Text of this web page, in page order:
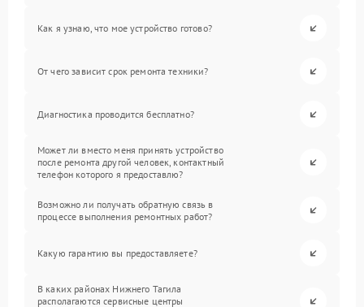
Как я узнаю, что мое устройство готово?
От чего зависит срок ремонта техники?
Диагностика проводится бесплатно?
Может ли вместо меня принять устройство
после ремонта другой человек, контактный
телефон которого я предоставлю?
Возможно ли получать обратную связь в
процессе выполнения ремонтных работ?
Какую гарантию вы предоставляете?
В каких районах Нижнего Тагила
располагаются сервисные центры